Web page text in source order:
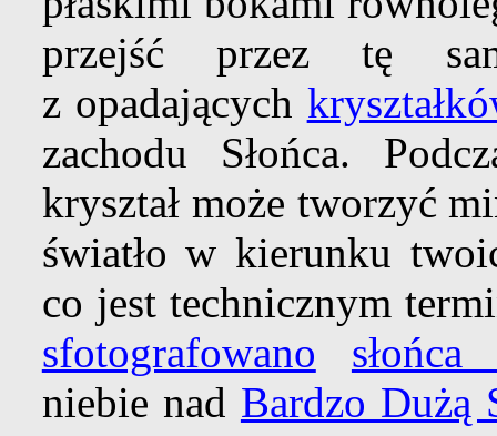
przejść przez tę
z opadających
zachodu Słońca.
kryształ może tworzyć
światło w kierunku
co jest technicznym
sfotografowano
słońca
niebie nad Bardzo Dużą